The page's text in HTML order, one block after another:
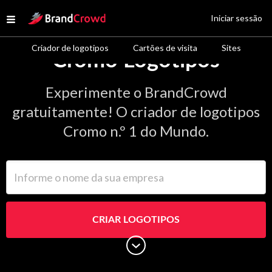
Open menu
Site Logo
Criador de logotipos Cartões de visita Sites
Iniciar sessão
Cromo Logotipos
Experimente o BrandCrowd
gratuitamente! O criador de logotipos
Cromo n.º 1 do Mundo.
CRIAR LOGOTIPOS